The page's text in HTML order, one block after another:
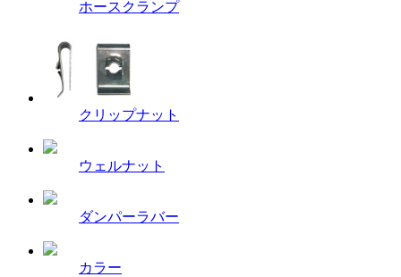
ホースクランプ
クリップナット
ウェルナット
ダンパーラバー
カラー